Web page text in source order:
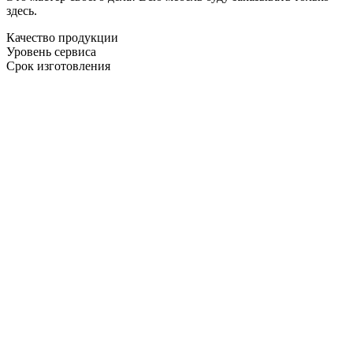
здесь.
Качество продукции
Уровень сервиса
Срок изготовления